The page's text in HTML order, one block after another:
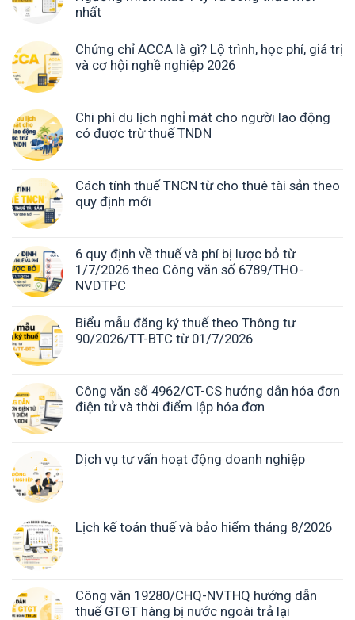
nhất
Chứng chỉ ACCA là gì? Lộ trình, học phí, giá trị
và cơ hội nghề nghiệp 2026
Chi phí du lịch nghỉ mát cho người lao động
có được trừ thuế TNDN
Cách tính thuế TNCN từ cho thuê tài sản theo
quy định mới
6 quy định về thuế và phí bị lược bỏ từ
1/7/2026 theo Công văn số 6789/THO-
NVDTPC
Biểu mẫu đăng ký thuế theo Thông tư
90/2026/TT-BTC từ 01/7/2026
Công văn số 4962/CT-CS hướng dẫn hóa đơn
điện tử và thời điểm lập hóa đơn
Dịch vụ tư vấn hoạt động doanh nghiệp
Lịch kế toán thuế và bảo hiểm tháng 8/2026
Công văn 19280/CHQ-NVTHQ hướng dẫn
thuế GTGT hàng bị nước ngoài trả lại